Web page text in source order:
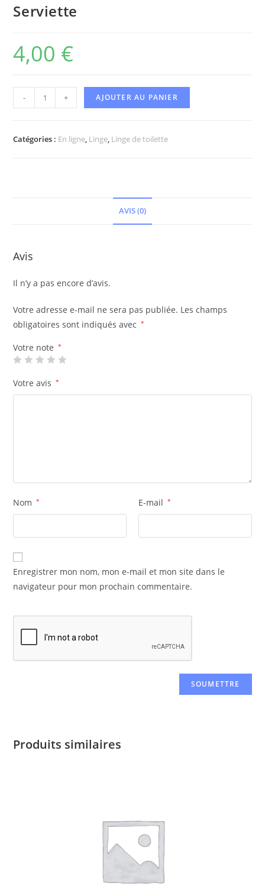
Serviette
4,00 €
- + AJOUTER AU PANIER
Catégories : En ligne, Linge, Linge de toilette
AVIS (0)
Avis
Il n’y a pas encore d’avis.
Votre adresse e-mail ne sera pas publiée. Les champs
obligatoires sont indiqués avec
*
Votre note *
Votre avis *
Nom * E-mail *
Enregistrer mon nom, mon e-mail et mon site dans le
navigateur pour mon prochain commentaire.
Produits similaires